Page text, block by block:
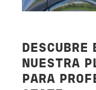
DESCUBRE
NUESTRA
PARA